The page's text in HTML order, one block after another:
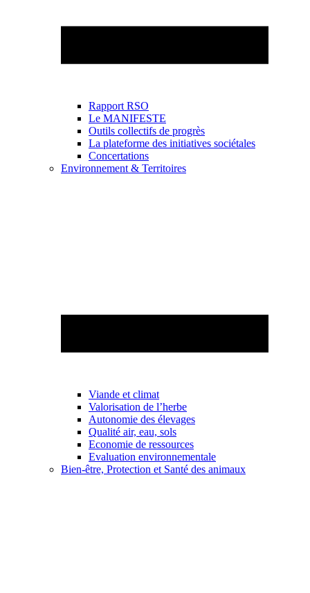
Rapport RSO
Le MANIFESTE
Outils collectifs de progrès
La plateforme des initiatives sociétales
Concertations
Environnement & Territoires
Viande et climat
Valorisation de l’herbe
Autonomie des élevages
Qualité air, eau, sols
Economie de ressources
Evaluation environnementale
Bien-être, Protection et Santé des animaux